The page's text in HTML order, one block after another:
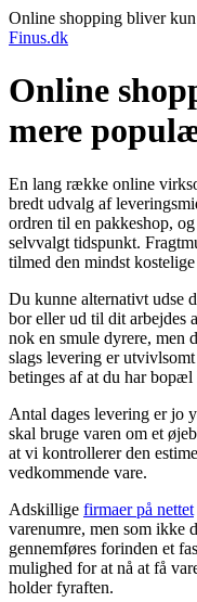
Online shopping bliver
Finus.dk
Online
mere
En lang række online
bredt udvalg af
ordren til en pakkeshop,
selvvalgt tidspunkt.
tilmed den mindst
Du kunne alternativt udse
bor eller ud til dit arbejdes
nok en smule dyrere, men
slags levering er
betinges af at du har bopæl
Antal dages levering er jo
skal bruge varen om et
at vi kontrollerer den
vedkommende vare.
Adskillige firmaer på nettet
varenumre, men som ikke
gennemføres forinden et
mulighed for at nå at få
holder fyraften.